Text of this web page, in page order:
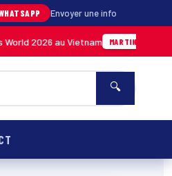
Envoyer une info
au Vietnam MARTINIQUE 05/08 ·
🔍